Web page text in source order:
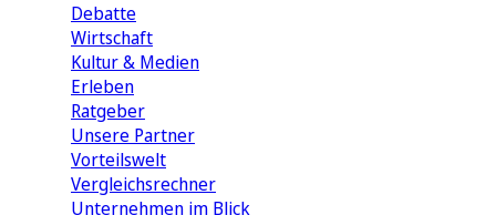
Debatte
Wirtschaft
Kultur & Medien
Erleben
Ratgeber
Unsere Partner
Vorteilswelt
Vergleichsrechner
Unternehmen im Blick